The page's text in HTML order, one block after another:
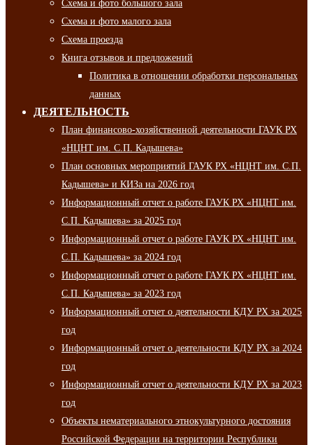
Схема и фото большого зала
Схема и фото малого зала
Схема проезда
Книга отзывов и предложений
Политика в отношении обработки персональных
данных
ДЕЯТЕЛЬНОСТЬ
План финансово-хозяйственной деятельности ГАУК РХ
«НЦНТ им. С.П. Кадышева»
План основных мероприятий ГАУК РХ «НЦНТ им. С.П.
Кадышева» и КИЗа на 2026 год
Информационный отчет о работе ГАУК РХ «НЦНТ им.
С.П. Кадышева» за 2025 год
Информационный отчет о работе ГАУК РХ «НЦНТ им.
С.П. Кадышева» за 2024 год
Информационный отчет о работе ГАУК РХ «НЦНТ им.
С.П. Кадышева» за 2023 год
Информационный отчет о деятельности КДУ РХ за 2025
год
Информационный отчет о деятельности КДУ РХ за 2024
год
Информационный отчет о деятельности КДУ РХ за 2023
год
Объекты нематериального этнокультурного достояния
Российской Федерации на территории Республики